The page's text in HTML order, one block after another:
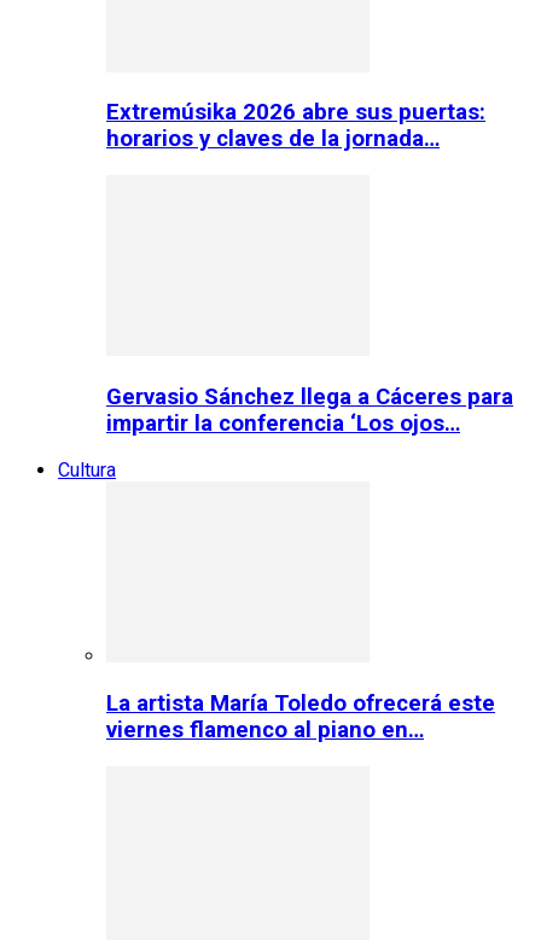
Extremúsika 2026 abre sus puertas:
horarios y claves de la jornada…
Gervasio Sánchez llega a Cáceres para
impartir la conferencia ‘Los ojos…
Cultura
La artista María Toledo ofrecerá este
viernes flamenco al piano en…